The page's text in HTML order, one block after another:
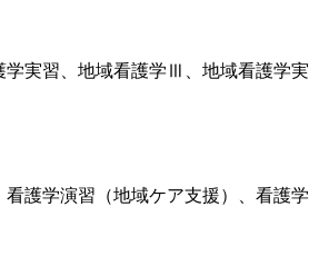
実習、地域看護学Ⅲ、地域看護学実
護学演習（地域ケア支援）、看護学